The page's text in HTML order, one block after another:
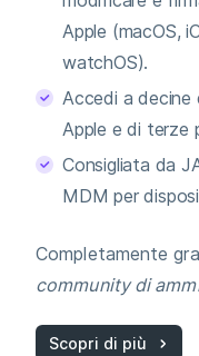
Apple (macOS,
watchOS).
Accedi a decine
Apple e di terze
Consigliata da
MDM per
Completamente
community di
Scopri di più